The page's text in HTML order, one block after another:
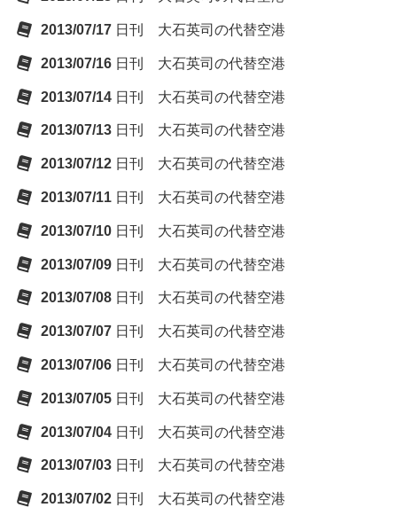
2013/07/17 日刊 大石英司の代替空港
2013/07/16 日刊 大石英司の代替空港
2013/07/14 日刊 大石英司の代替空港
2013/07/13 日刊 大石英司の代替空港
2013/07/12 日刊 大石英司の代替空港
2013/07/11 日刊 大石英司の代替空港
2013/07/10 日刊 大石英司の代替空港
2013/07/09 日刊 大石英司の代替空港
2013/07/08 日刊 大石英司の代替空港
2013/07/07 日刊 大石英司の代替空港
2013/07/06 日刊 大石英司の代替空港
2013/07/05 日刊 大石英司の代替空港
2013/07/04 日刊 大石英司の代替空港
2013/07/03 日刊 大石英司の代替空港
2013/07/02 日刊 大石英司の代替空港